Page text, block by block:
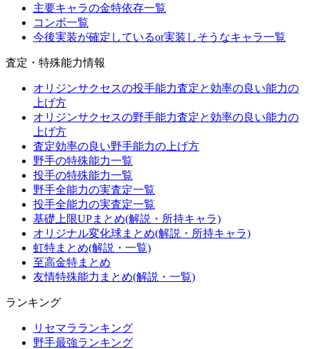
主要キャラの金特依存一覧
コンボ一覧
今後実装が確定しているor実装しそうなキャラ一覧
査定・特殊能力情報
オリジンサクセスの投手能力査定と効率の良い能力の
上げ方
オリジンサクセスの野手能力査定と効率の良い能力の
上げ方
査定効率の良い野手能力の上げ方
野手の特殊能力一覧
投手の特殊能力一覧
野手全能力の実査定一覧
投手全能力の実査定一覧
基礎上限UPまとめ(解説・所持キャラ)
オリジナル変化球まとめ(解説・所持キャラ)
虹特まとめ(解説・一覧)
至高金特まとめ
友情特殊能力まとめ(解説・一覧)
ランキング
リセマラランキング
野手最強ランキング